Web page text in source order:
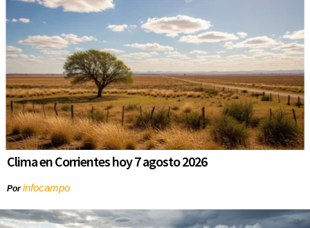
Clima en Corrientes hoy 7 agosto 2026
Porinfocampo